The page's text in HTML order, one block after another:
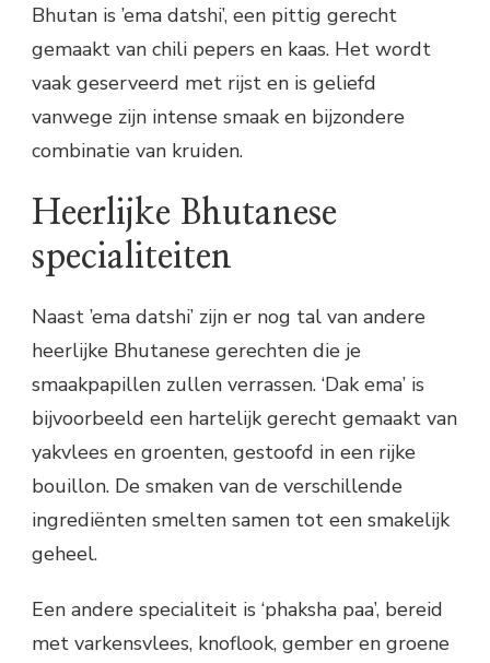
Bhutan is ’ema datshi’, een pittig gerecht
gemaakt van chili pepers en kaas. Het wordt
vaak geserveerd met rijst en is geliefd
vanwege zijn intense smaak en bijzondere
combinatie van kruiden.
Heerlijke Bhutanese
specialiteiten
Naast ’ema datshi’ zijn er nog tal van andere
heerlijke Bhutanese gerechten die je
smaakpapillen zullen verrassen. ‘Dak ema’ is
bijvoorbeeld een hartelijk gerecht gemaakt van
yakvlees en groenten, gestoofd in een rijke
bouillon. De smaken van de verschillende
ingrediënten smelten samen tot een smakelijk
geheel.
Een andere specialiteit is ‘phaksha paa’, bereid
met varkensvlees, knoflook, gember en groene